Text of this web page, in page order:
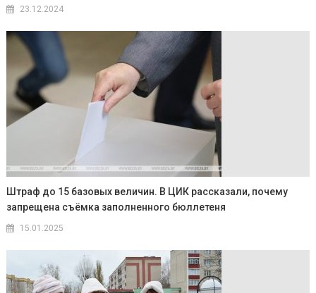
23.12.2024
Штраф до 15 базовых величин. В ЦИК рассказали, почему
запрещена съёмка заполненного бюллетеня
15.01.2025